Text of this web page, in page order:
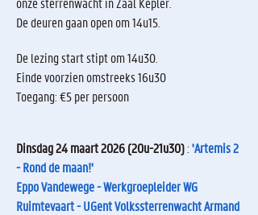
De deuren gaan open om 14u15.
De lezing start stipt om 14u30.
Einde voorzien omstreeks 16u30
Toegang: €5 per persoon
Dinsdag 24 maart 2026 (20u-21u30):'Artemis 2
- Rond de maan!'
Eppo Vandewege - Werkgroepleider WG
Ruimtevaart - UGent Volkssterrenwacht Armand